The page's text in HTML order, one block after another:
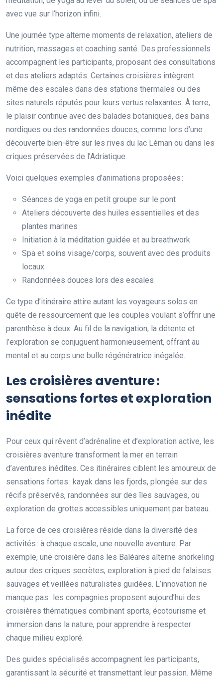
avec vue sur l’horizon infini.
Une journée type alterne moments de relaxation, ateliers de
nutrition, massages et coaching santé. Des professionnels
accompagnent les participants, proposant des consultations
et des ateliers adaptés. Certaines croisières intègrent
même des escales dans des stations thermales ou des
sites naturels réputés pour leurs vertus relaxantes. À terre,
le plaisir continue avec des balades botaniques, des bains
nordiques ou des randonnées douces, comme lors d’une
découverte bien-être sur les rives du lac Léman ou dans les
criques préservées de l’Adriatique.
Voici quelques exemples d’animations proposées :
Séances de yoga en petit groupe sur le pont
Ateliers découverte des huiles essentielles et des
plantes marines
Initiation à la méditation guidée et au breathwork
Spa et soins visage/corps, souvent avec des produits
locaux
Randonnées douces lors des escales
Ce type d’itinéraire attire autant les voyageurs solos en
quête de ressourcement que les couples voulant s’offrir une
parenthèse à deux. Au fil de la navigation, la détente et
l’exploration se conjuguent harmonieusement, offrant au
mental et au corps une bulle régénératrice inégalée.
Les croisières aventure :
sensations fortes et exploration
inédite
Pour ceux qui rêvent d’adrénaline et d’exploration active, les
croisières aventure transforment la mer en terrain
d’aventures inédites. Ces itinéraires ciblent les amoureux de
sensations fortes : kayak dans les fjords, plongée sur des
récifs préservés, randonnées sur des îles sauvages, ou
exploration de grottes accessibles uniquement par bateau.
La force de ces croisières réside dans la diversité des
activités : à chaque escale, une nouvelle aventure. Par
exemple, une croisière dans les Baléares alterne snorkeling
autour des criques secrètes, exploration à pied de falaises
sauvages et veillées naturalistes guidées. L’innovation ne
manque pas : les compagnies proposent aujourd’hui des
croisières thématiques combinant sports, écotourisme et
immersion dans la nature, pour apprendre à respecter
chaque milieu exploré.
Des guides spécialisés accompagnent les participants,
garantissant la sécurité et transmettant leur passion. Même